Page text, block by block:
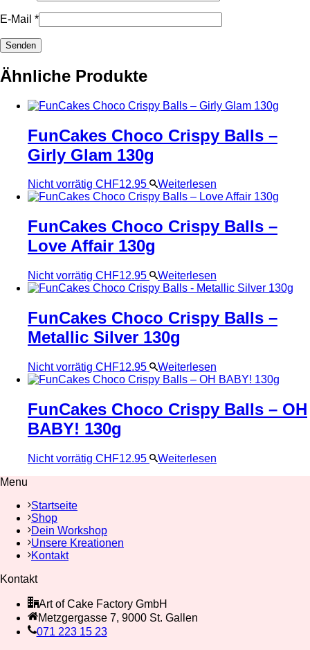
E-Mail *
Ähnliche Produkte
FunCakes Choco Crispy Balls –
Girly Glam 130g
Nicht vorrätig CHF12.95 Weiterlesen
FunCakes Choco Crispy Balls –
Love Affair 130g
Nicht vorrätig CHF12.95 Weiterlesen
FunCakes Choco Crispy Balls –
Metallic Silver 130g
Nicht vorrätig CHF12.95 Weiterlesen
FunCakes Choco Crispy Balls – OH
BABY! 130g
Nicht vorrätig CHF12.95
Weiterlesen
Menu
Startseite
Shop
Dein Workshop
Unsere Kreationen
Kontakt
Kontakt
Art of Cake Factory GmbH
Metzgergasse 7, 9000 St. Gallen
071 223 15 23